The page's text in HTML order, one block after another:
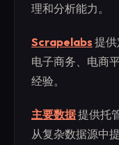
理和分析能力。
Scrapelabs 提
电子商务、电商
经验。
主要数据提供托
从复杂数据源中